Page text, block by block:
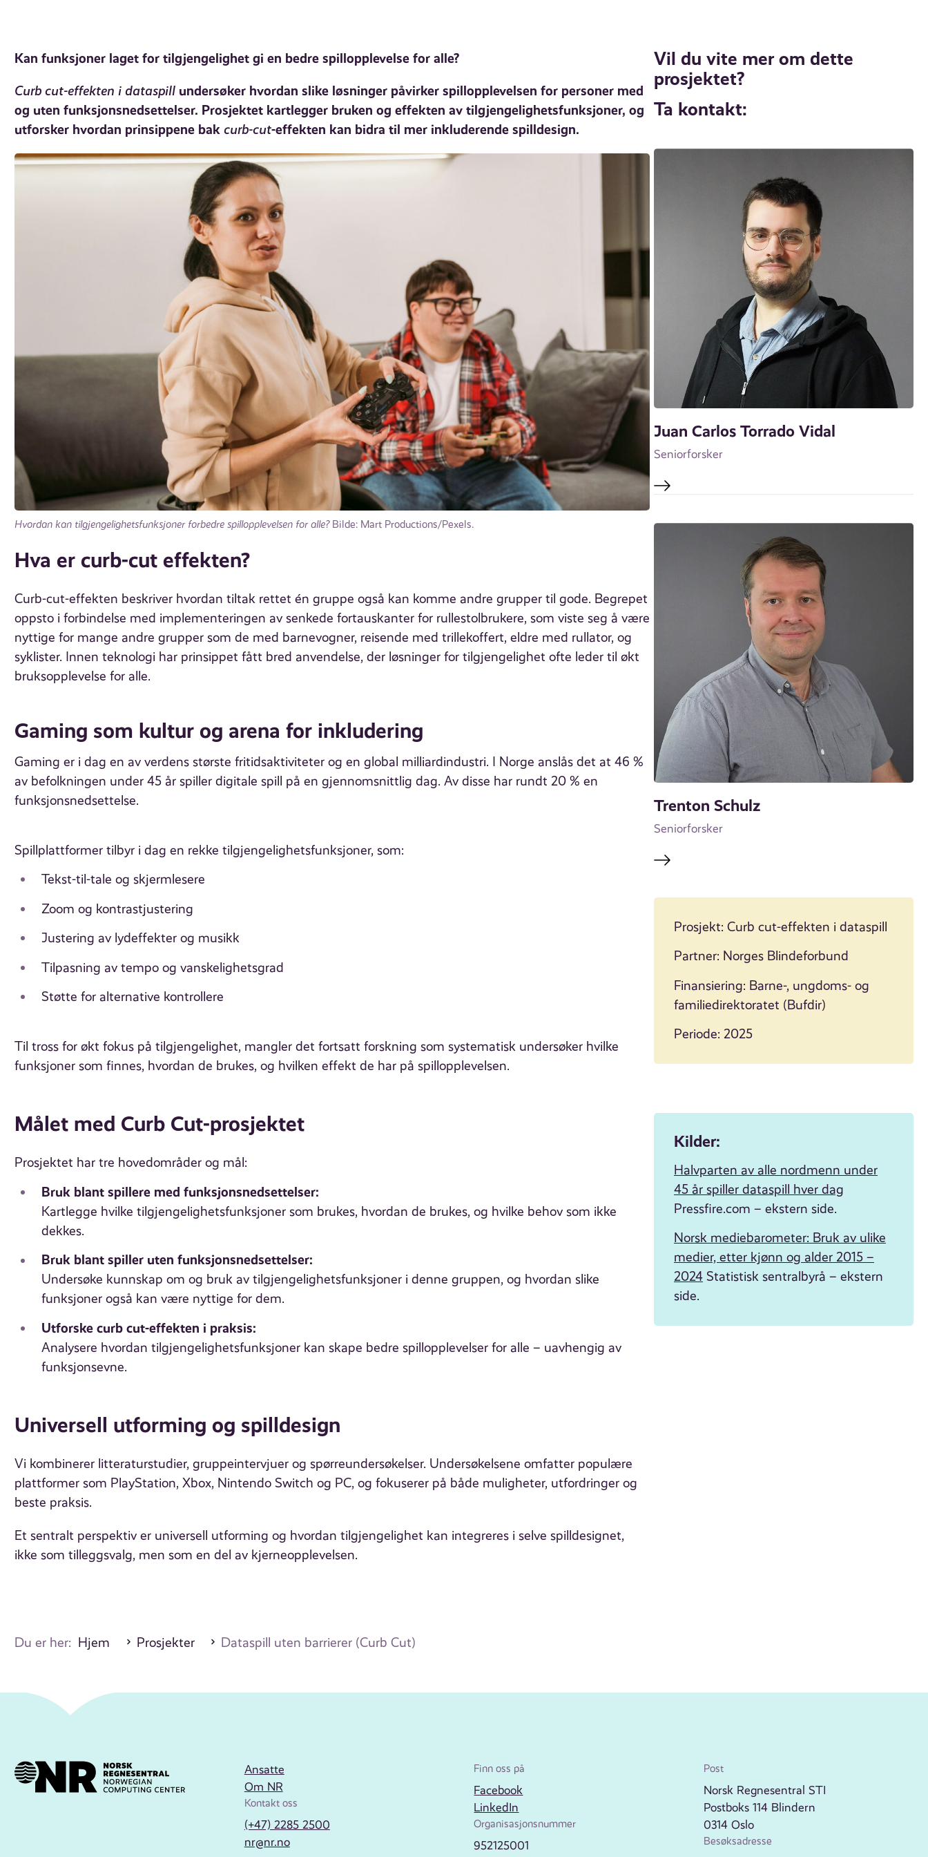
Kan funksjoner laget for tilgjengelighet gi en bedre spillopplevelse for alle?
Curb cut-effekten i dataspill undersøker hvordan slike løsninger påvirker spillopplevelsen for personer med
og uten funksjonsnedsettelser. Prosjektet kartlegger bruken og effekten av tilgjengelighetsfunksjoner, og
utforsker hvordan prinsippene bakcurb-cut-effekten kan bidra til mer inkluderende spilldesign.
Hvordan kan tilgjengelighetsfunksjoner forbedre spillopplevelsen for alle? Bilde: Mart Productions/Pexels.
Hva er curb-cut effekten?
Curb-cut-effekten beskriver hvordan tiltak rettet én gruppe også kan komme andre grupper til gode. Begrepet
oppsto i forbindelse med implementeringen av senkede fortauskanter for rullestolbrukere, som viste seg å være
nyttige for mange andre grupper som de med barnevogner, reisende med trillekoffert, eldre med rullator, og
syklister. Innen teknologi har prinsippet fått bred anvendelse, der løsninger for tilgjengelighet ofte leder til økt
bruksopplevelse for alle.
Gaming som kultur og arena for inkludering
Gaming er i dag en av verdens største fritidsaktiviteter og en global milliardindustri. I Norge anslås det at 46 %
av befolkningen under 45 år spiller digitale spill på en gjennomsnittlig dag. Av disse har rundt 20 % en
funksjonsnedsettelse.
Spillplattformer tilbyr i dag en rekke tilgjengelighetsfunksjoner, som:
Tekst-til-tale og skjermlesere
Zoom og kontrastjustering
Justering av lydeffekter og musikk
Tilpasning av tempo og vanskelighetsgrad
Støtte for alternative kontrollere
Til tross for økt fokus på tilgjengelighet, mangler det fortsatt forskning som systematisk undersøker hvilke
funksjoner som finnes, hvordan de brukes, og hvilken effekt de har på spillopplevelsen.
Målet med Curb Cut-prosjektet
Prosjektet har tre hovedområder og mål:
Bruk blant spillere med funksjonsnedsettelser:
Kartlegge hvilke tilgjengelighetsfunksjoner som brukes, hvordan de brukes, og hvilke behov som ikke
dekkes.
Bruk blant spiller uten funksjonsnedsettelser:
Undersøke kunnskap om og bruk av tilgjengelighetsfunksjoner i denne gruppen, og hvordan slike
funksjoner også kan være nyttige for dem.
Utforske curb cut-effekten i praksis:
Analysere hvordan tilgjengelighetsfunksjoner kan skape bedre spillopplevelser for alle – uavhengig av
funksjonsevne.
Universell utforming og spilldesign
Vi kombinerer litteraturstudier, gruppeintervjuer og spørreundersøkelser. Undersøkelsene omfatter populære
plattformer som PlayStation, Xbox, Nintendo Switch og PC, og fokuserer på både muligheter, utfordringer og
beste praksis.
Et sentralt perspektiv er universell utforming og hvordan tilgjengelighet kan integreres i selve spilldesignet,
ikke som tilleggsvalg, men som en del av kjerneopplevelsen.
Vil du vite mer om dette
prosjektet?
Ta kontakt:
Juan Carlos Torrado Vidal
Seniorforsker
Trenton Schulz
Seniorforsker
Prosjekt: Curb cut-effekten i dataspill
Partner: Norges Blindeforbund
Finansiering: Barne-, ungdoms- og
familiedirektoratet (Bufdir)
Periode: 2025
Kilder:
Halvparten av alle nordmenn under
45 år spiller dataspill hver dag
Pressfire.com – ekstern side.
Norsk mediebarometer: Bruk av ulike
medier, etter kjønn og alder 2015 –
2024Statistisk sentralbyrå – ekstern
side.
Du er her: Hjem Prosjekter Dataspill uten barrierer (Curb Cut)
Ansatte
Om NR
Kontakt oss
(+47) 2285 2500
nr@nr.no
Finn oss på
Facebook
LinkedIn
Organisasjonsnummer
952125001
Post
Norsk Regnesentral STI
Postboks 114 Blindern
0314 Oslo
Besøksadresse